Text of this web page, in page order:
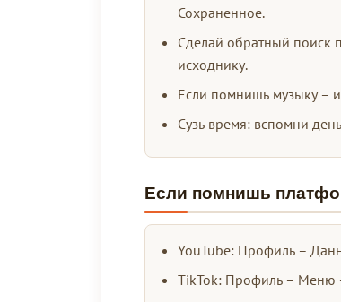
Сохраненное.
Сделай обратный поиск
исходнику.
Если помнишь музыку –
Сузь время: вспомни
Если помнишь
YouTube: Профиль –
TikTok: Профиль – Меню